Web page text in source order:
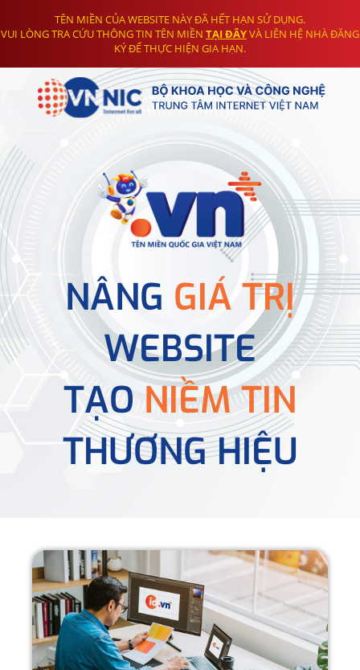
TÊN MIỀN CỦA WEBSITE NÀY ĐÃ HẾT HẠN SỬ DỤNG.
VUI LÒNG TRA CỨU THÔNG TIN TÊN MIỀN TẠI ĐÂYVÀ LIÊN HỆ NHÀ ĐĂNG
KÝ ĐỂ THỰC HIỆN GIA HẠN.
NÂNG GIÁ TRỊ
WEBSITE
TẠONIỀM TIN
THƯƠNG HIỆU